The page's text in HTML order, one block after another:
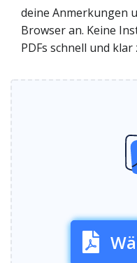
deine Anmerkungen
Browser an. Keine
PDFs schnell und